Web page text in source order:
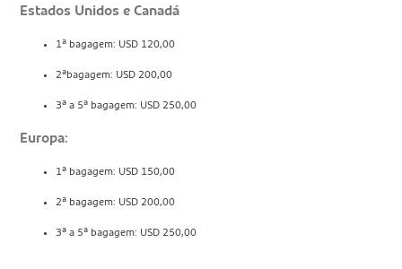
Estados Unidos e Canadá
1ª bagagem: USD 120,00
2ªbagagem: USD 200,00
3ª a 5ª bagagem: USD 250,00
Europa:
1ª bagagem: USD 150,00
2ª bagagem: USD 200,00
3ª a 5ª bagagem: USD 250,00